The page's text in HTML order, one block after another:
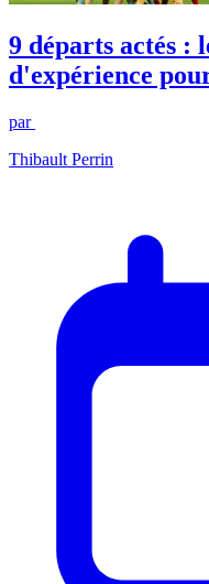
9 départs actés :
d'expérience
par
Thibault Perrin